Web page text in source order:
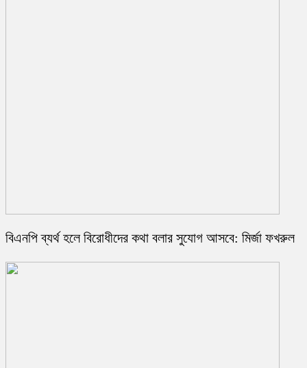
বিএনপি ব্যর্থ হলে বিরোধীদের কথা বলার সুযোগ আসবে: মির্জা ফখরুল